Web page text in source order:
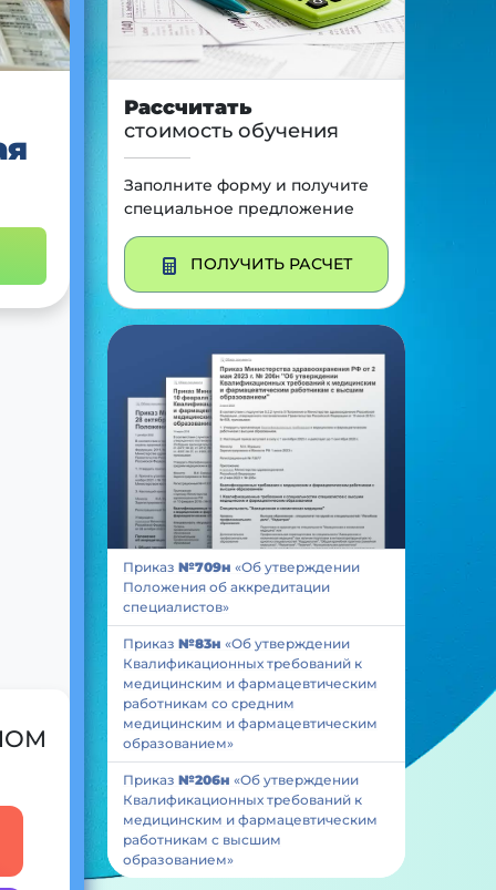
Рассчитать
стоимость обучения
Заполните форму и получите
специальное предложение
ПОЛУЧИТЬ РАСЧЕТ
Приказ №709н «Об утверждении
Положения об аккредитации
специалистов»
Приказ №83н «Об утверждении
Квалификационных требований к
медицинским и фармацевтическим
работникам со средним
медицинским и фармацевтическим
образованием»
Приказ №206н «Об утверждении
Квалификационных требований к
медицинским и фармацевтическим
работникам с высшим
образованием»